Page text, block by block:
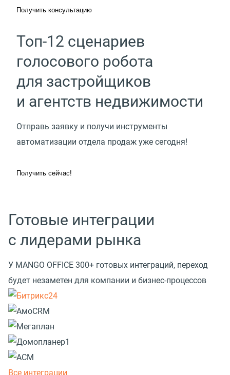
Получить консультацию
Топ-12 сценариев
голосового робота
для застройщиков
и агентств недвижимости
Отправь заявку и получи инструменты
автоматизации отдела продаж уже сегодня!
Получить сейчас!
Готовые интеграции
с лидерами рынка
У MANGO OFFICE 300+ готовых интеграций, переход
будет незаметен для компании и бизнес-процессов
Все интеграции